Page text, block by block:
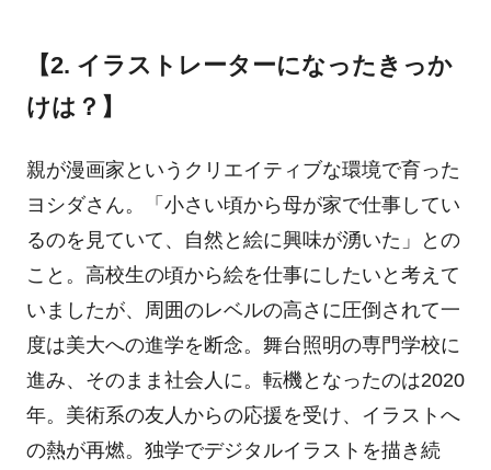
【2. イラストレーターになったきっか
けは？】
親が漫画家というクリエイティブな環境で育った
ヨシダさん。「小さい頃から母が家で仕事してい
るのを見ていて、自然と絵に興味が湧いた」との
こと。高校生の頃から絵を仕事にしたいと考えて
いましたが、周囲のレベルの高さに圧倒されて一
度は美大への進学を断念。舞台照明の専門学校に
進み、そのまま社会人に。転機となったのは2020
年。美術系の友人からの応援を受け、イラストへ
の熱が再燃。独学でデジタルイラストを描き続